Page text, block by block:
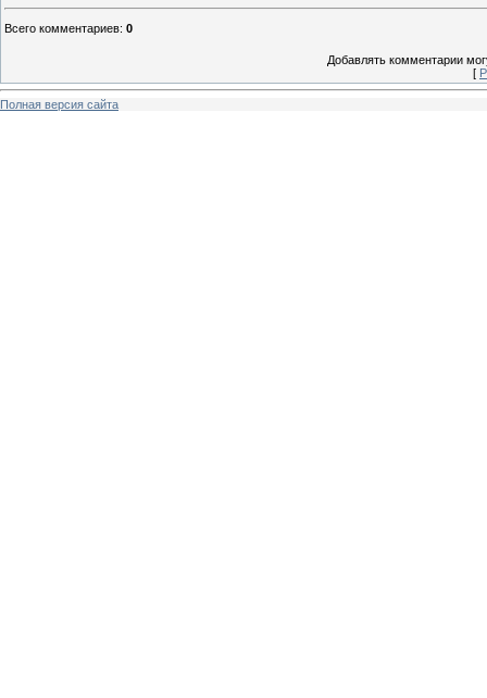
Всего комментариев: 0
Добавлять комментарии
[
Полная версия сайта